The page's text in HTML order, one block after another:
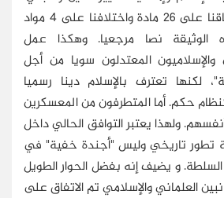
لكننا مضينا قدما لاتفاقنا على 26 مادة واختلافنا على 4 مواد
نصا مرجعيا. وهكذا عمل
والإسلاميون المعتدلون سويا من أجل
لكنها تعترف بالإسلام دينا رسميا
حكم. أما المتطرفون من المعسكرين
ولهذا يعتبر التوافق الحالي داخل
تطور تاريخي وليس "أجندة خفية" في
و يضيف إنه بفضل الحوار الطويل
العلماني والإسلامي تم الاتفاق على